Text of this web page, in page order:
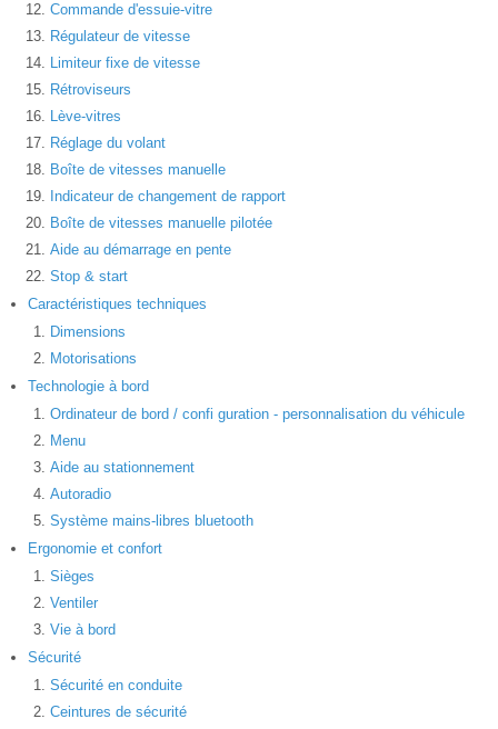
Commande d'essuie-vitre
Régulateur de vitesse
Limiteur fixe de vitesse
Rétroviseurs
Lève-vitres
Réglage du volant
Boîte de vitesses manuelle
Indicateur de changement de rapport
Boîte de vitesses manuelle pilotée
Aide au démarrage en pente
Stop & start
Caractéristiques techniques
Dimensions
Motorisations
Technologie à bord
Ordinateur de bord / confi guration - personnalisation du véhicule
Menu
Aide au stationnement
Autoradio
Système mains-libres bluetooth
Ergonomie et confort
Sièges
Ventiler
Vie à bord
Sécurité
Sécurité en conduite
Ceintures de sécurité